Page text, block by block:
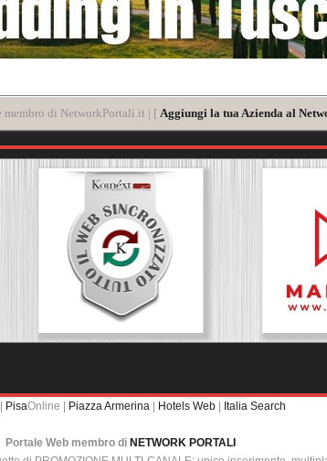
membro di NetworkPortali.it | [ Aggiungi la tua Azienda al
| PisaOnline | Piazza Armerina | Hotels Web | Italia Search
Portale Web membro di NETWORK PORTALI